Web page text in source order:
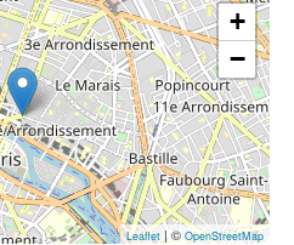
+
−
Leaflet | ©OpenStreetMap